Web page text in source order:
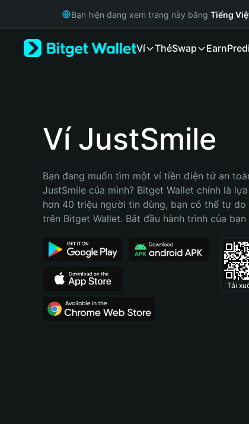
Русский
Bahasa Indonesia
Português (Brasil)
Bạn hiện đang xem trang này bằng Tiếng
Ví ThẻSwap Earn
Ví JustSmile
Bạn đang muốn tìm một ví tiền điện tử an
JustSmile của mình? Bitget Wallet chính là
hơn 40 triệu người tin dùng, bạn có thể tự do
trên Bitget Wallet. Bắt đầu hành trình của bạn
Tải